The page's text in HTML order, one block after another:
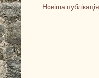
Новіша публікація